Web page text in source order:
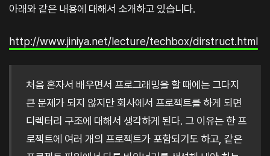
아래와 같은 내용에 대해서 소개하고 있습니다.
http://www.jiniya.net/lecture/techbox/dirstruct.html
처음 혼자서 배우면서 프로그래밍을 할 때에는 그다지
큰 문제가 되지 않지만 회사에서 프로젝트를 하게 되면
디렉터리 구조에 대해서 생각하게 된다. 그 이유는 한 프
로젝트에 여러 개의 프로젝트가 포함되기도 하고, 같은